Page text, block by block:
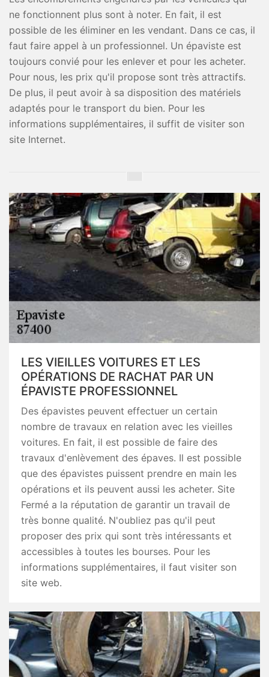
ne fonctionnent plus sont à noter. En fait, il est
possible de les éliminer en les vendant. Dans ce cas, il
faut faire appel à un professionnel. Un épaviste est
toujours convié pour les enlever et pour les acheter.
Pour nous, les prix qu'il propose sont très attractifs.
De plus, il peut avoir à sa disposition des matériels
adaptés pour le transport du bien. Pour les
informations supplémentaires, il suffit de visiter son
site Internet.
LES VIEILLES VOITURES ET LES
OPÉRATIONS DE RACHAT PAR UN
ÉPAVISTE PROFESSIONNEL
Des épavistes peuvent effectuer un certain
nombre de travaux en relation avec les vieilles
voitures. En fait, il est possible de faire des
travaux d'enlèvement des épaves. Il est possible
que des épavistes puissent prendre en main les
opérations et ils peuvent aussi les acheter. Site
Fermé a la réputation de garantir un travail de
très bonne qualité. N'oubliez pas qu'il peut
proposer des prix qui sont très intéressants et
accessibles à toutes les bourses. Pour les
informations supplémentaires, il faut visiter son
site web.